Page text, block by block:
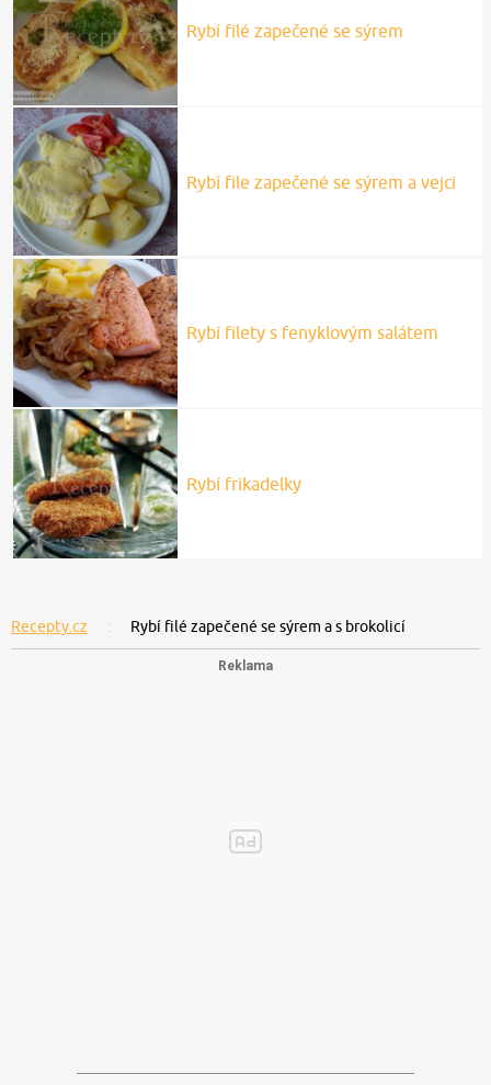
Rybí filé zapečené se sýrem
Rybí file zapečené se sýrem a vejci
Rybí filety s fenyklovým salátem
Rybí frikadelky
Recepty.cz Rybí filé zapečené se sýrem a s brokolicí